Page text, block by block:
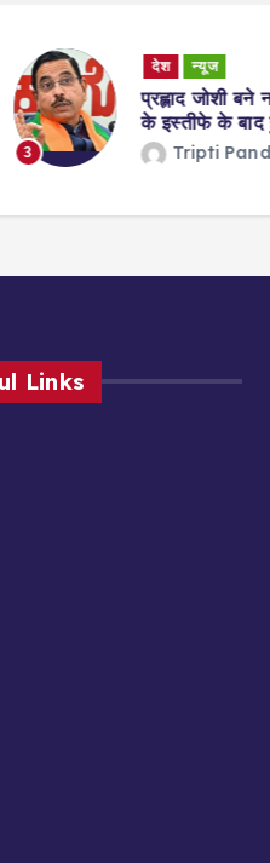
4
Sports
एशियन गेम्स
क्रिकेट मैच
Tripti
Links